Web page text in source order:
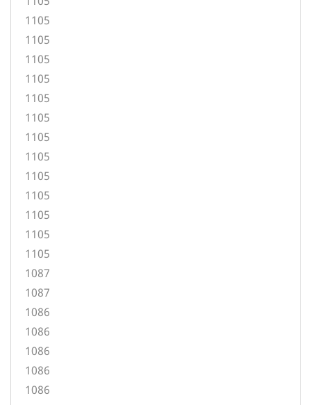
1105
1105
1105
1105
1105
1105
1105
1105
1105
1105
1105
1105
1105
1087
1087
1086
1086
1086
1086
1086